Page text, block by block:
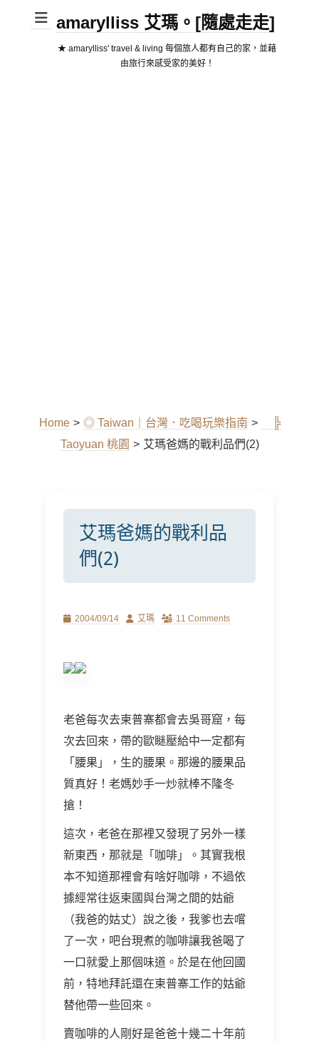
amarylliss 艾瑪。[隨處走走]
★ amarylliss' travel & living 每個旅人都有自己的家，並藉
由旅行來感受家的美好！
Home > ◎ Taiwan｜台灣．吃喝玩樂指南 >
╠
Taoyuan 桃園 > 艾瑪爸媽的戰利品們(2)
艾瑪爸媽的戰利品
們(2)
Posted
2004/09/14 Author
艾瑪 11 Comments
老爸每次去柬普寨都會去吳哥窟，每
次去回來，帶的歐瞇壓給中一定都有
「腰果」，生的腰果。那邊的腰果品
質真好！老媽妙手一炒就棒不隆冬
搶！
這次，老爸在那裡又發現了另外一樣
新東西，那就是「咖啡」。其實我根
本不知道那裡會有啥好咖啡，不過依
據經常往返柬國與台灣之間的姑爺
（我爸的姑丈）說之後，我爹也去嚐
了一次，吧台現煮的咖啡讓我爸喝了
一口就愛上那個味道。於是在他回國
前，特地拜託還在柬普寨工作的姑爺
替他帶一些回來。
賣咖啡的人剛好是爸爸十幾二十年前